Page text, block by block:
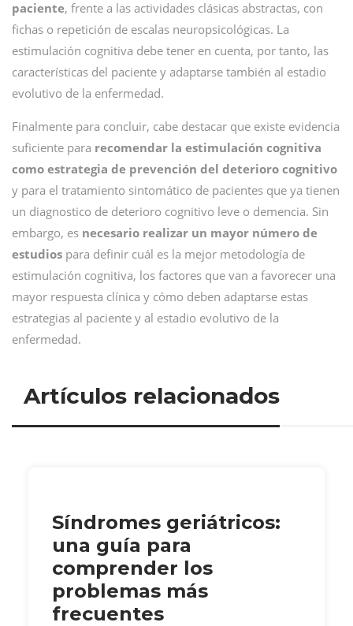
paciente, frente a las actividades clásicas abstractas, con
fichas o repetición de escalas neuropsicológicas. La
estimulación cognitiva debe tener en cuenta, por tanto, las
características del paciente y adaptarse también al estadio
evolutivo de la enfermedad.
Finalmente para concluir, cabe destacar que existe evidencia
suficiente para recomendar la estimulación cognitiva
como estrategia de prevención del deterioro cognitivo
y para el tratamiento sintomático de pacientes que ya tienen
un diagnostico de deterioro cognitivo leve o demencia. Sin
embargo, es necesario realizar un mayor número de
estudios para definir cuál es la mejor metodología de
estimulación cognitiva, los factores que van a favorecer una
mayor respuesta clínica y cómo deben adaptarse estas
estrategias al paciente y al estadio evolutivo de la
enfermedad.
Artículos relacionados
Síndromes geriátricos:
una guía para
comprender los
problemas más
frecuentes